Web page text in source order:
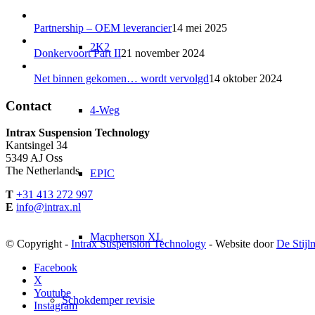
2K2
4-Weg
EPIC
Macpherson XL
Schokdemper revisie
Partnership – OEM leverancier14 mei 2025
Donkervoort Part II21 november 2024
Net binnen gekomen… wordt vervolgd14 oktober 2024
Contact
Intrax Suspension Technology
Kantsingel 34
5349 AJ Oss
The Netherlands
T +31 413 272 997
E info@intrax.nl
© Copyright - Intrax Suspension Technology - Website doorDe
Facebook
X
Youtube
Instagram